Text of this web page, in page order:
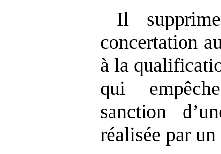
Il
concertation
à la
qui
sanction
réalisée par